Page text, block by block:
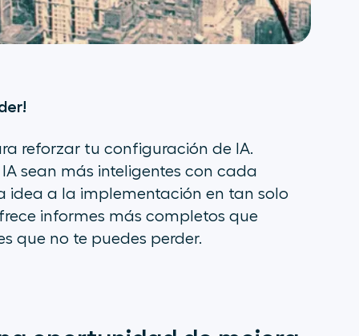
reforzar tu configuración de IA.
sean más inteligentes con cada
idea a la implementación en tan solo
informes más completos que
que no te puedes perder.